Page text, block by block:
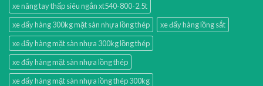
xe nâng tay thấp siêu ngắn xt540-800-2.5t
xe đẩy hàng 300kg mặt sàn nhựa lồng thép
xe đẩy hàng lồng sắt
xe đẩy hàng mặt sàn nhựa 300kg lồng thép
xe đẩy hàng mặt sàn nhựa lồng thép
xe đẩy hàng mặt sàn nhựa lồng thép 300kg